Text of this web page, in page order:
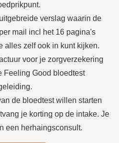
verslag waarin de
mail incl het 16 pagina's
alles zelf ook in kunt kijken.
voor je zorgverzekering
Feeling Good bloedtest
de bloedtest willen starten
je korting op de intake. Je
een herhaingsconsult.